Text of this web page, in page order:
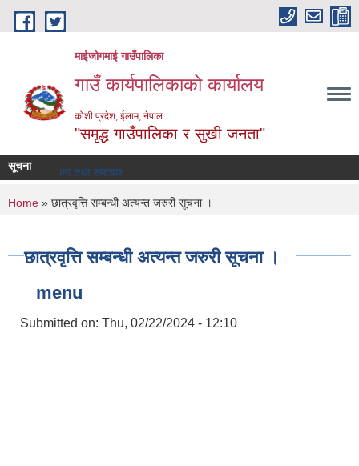
Skip to main content
माईजोगमाई गाउँपालिका
गाउँ कार्यपालिकाको कार्यालय
कोशी प्रदेश, ईलाम, नेपाल
"समृद्ध गाउँपालिका र सुखी जनता"
सूचना सूचना तथा समाचार
You are here
Home » छात्रवृत्ति सम्बन्धी अत्यन्त जरुरी सूचना ।
छात्रवृत्ति सम्बन्धी अत्यन्त जरुरी सूचना ।
menu
Submitted on: Thu, 02/22/2024 - 12:10